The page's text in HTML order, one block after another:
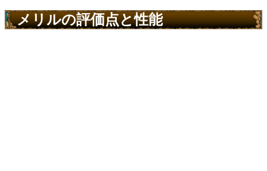
メリルの評価点と性能